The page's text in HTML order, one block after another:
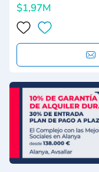
$1,97M